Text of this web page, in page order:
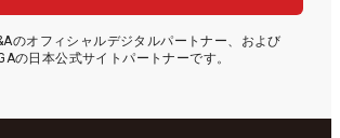
のオフィシャルデジタルパートナー、および
の日本公式サイトパートナーです。